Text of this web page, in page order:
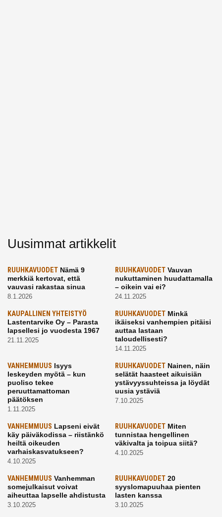
Uusimmat artikkelit
RUUHKAVUODET Nämä 9
merkkiä kertovat, että
vauvasi rakastaa sinua
8.1.2026
RUUHKAVUODETVauvan
nukuttaminen huudattamalla
– oikein vai ei?
24.11.2025
KAUPALLINEN YHTEISTYÖ
Lastentarvike Oy – Parasta
lapsellesi jo vuodesta 1967
21.11.2025
RUUHKAVUODETMinkä
ikäiseksi vanhempien pitäisi
auttaa lastaan
taloudellisesti?
14.11.2025
VANHEMMUUS Isyys
leskeyden myötä – kun
puoliso tekee
peruuttamattoman
päätöksen
1.11.2025
RUUHKAVUODETNainen, näin
selätät haasteet aikuisiän
ystävyyssuhteissa ja löydät
uusia ystäviä
7.10.2025
VANHEMMUUS Lapseni eivät
käy päiväkodissa – riistänkö
heiltä oikeuden
varhaiskasvatukseen?
4.10.2025
RUUHKAVUODETMiten
tunnistaa hengellinen
väkivalta ja toipua siitä?
4.10.2025
VANHEMMUUS Vanhemman
somejulkaisut voivat
aiheuttaa lapselle ahdistusta
3.10.2025
RUUHKAVUODET20
syyslomapuuhaa pienten
lasten kanssa
3.10.2025